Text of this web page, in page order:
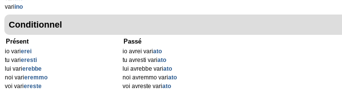
variino
Conditionnel
Présent
io varierei
tu varieresti
lui varierebbe
noi varieremmo
voi variereste
Passé
io avrei variato
tu avresti variato
lui avrebbe variato
noi avremmo variato
voi avreste variato